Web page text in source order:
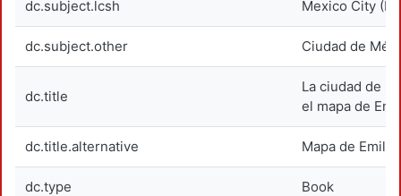
dc.subject.lcsh Mexico City
dc.subject.other Ciudad de
dc.title
La ciudad de
el mapa de
dc.title.alternative Mapa de Emily
dc.type Book